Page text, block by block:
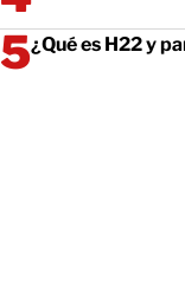
¿Qué es H22 y